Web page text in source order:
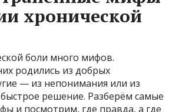
хронической
боли много мифов.
родились из добрых
— из непонимания или из
решение. Разберём самые
и посмотрим, где правда, а где